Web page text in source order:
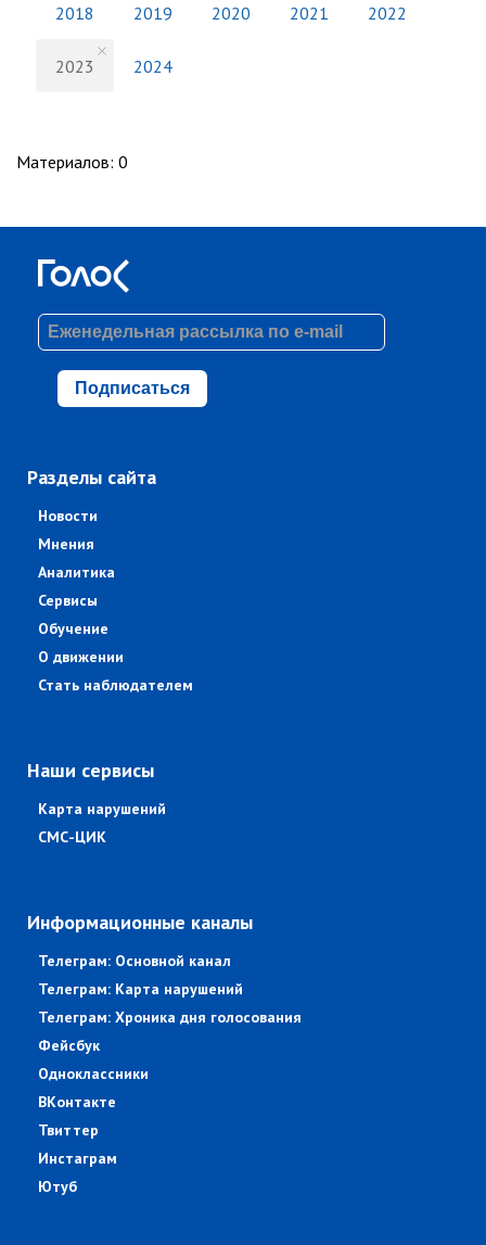
2018 2019 2020 2021 2022
2023 2024
Материалов: 0
Подписаться
Разделы сайта
Новости
Мнения
Аналитика
Сервисы
Обучение
О движении
Стать наблюдателем
Наши сервисы
Карта нарушений
СМС-ЦИК
Информационные каналы
Телеграм: Основной канал
Телеграм: Карта нарушений
Телеграм: Хроника дня голосования
Фейсбук
Одноклассники
ВКонтакте
Твиттер
Инстаграм
Ютуб